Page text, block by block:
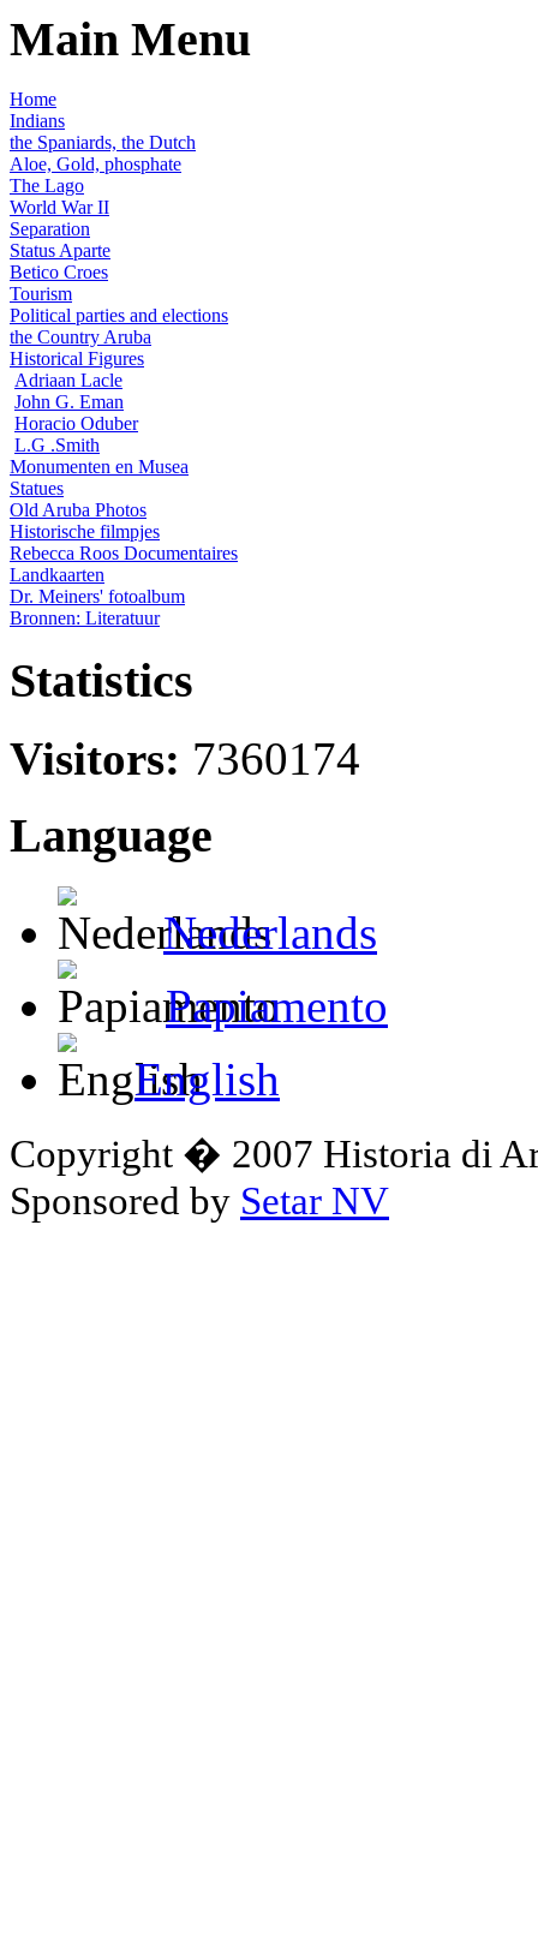
Main Menu
Home
Indians
the Spaniards, the Dutch
Aloe, Gold, phosphate
The Lago
World War II
Separation
Status Aparte
Betico Croes
Tourism
Political parties and elections
the Country Aruba
Historical Figures
Adriaan Lacle
John G. Eman
Horacio Oduber
L.G .Smith
Monumenten en Musea
Statues
Old Aruba Photos
Historische filmpjes
Rebecca Roos Documentaires
Landkaarten
Dr. Meiners' fotoalbum
Bronnen: Literatuur
Statistics
Visitors: 7360174
Language
Nederlands
Papiamento
English
Copyright � 2007 Historia di
Sponsored by Setar NV